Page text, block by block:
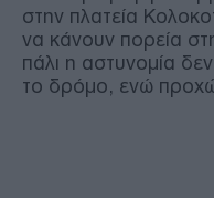
στην πλατεία
να κάνουν πορεία
πάλι η αστυνομία
το δρόμο, ενώ